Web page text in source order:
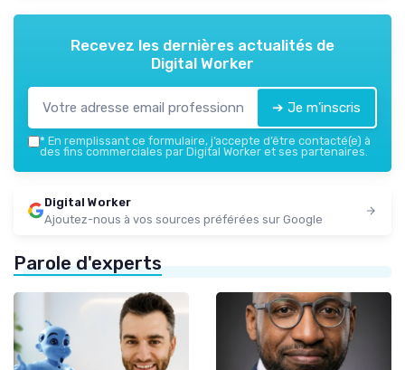
Recevez les dernières actualités de
Digital Worker
➔ Je m'inscris
* En remplissant ce formulaire, j’accepte d’être contacté(e) à
des fins commerciales par Digital Worker et ses partenaires.
Digital Worker
Ajoutez-nous à vos sources préférées sur Google
Parole d'experts